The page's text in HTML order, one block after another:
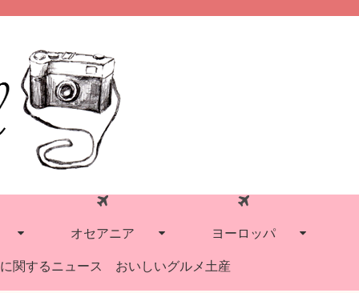
オセアニア ヨーロッパ
関するニュース おいしいグルメ土産